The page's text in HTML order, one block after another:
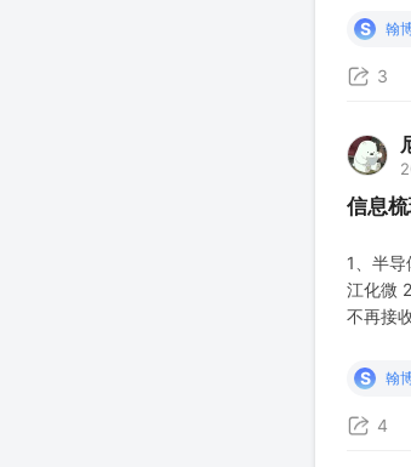
S 翰
3
信息
1、半
江化微
不再接
博弈短
S 翰
4